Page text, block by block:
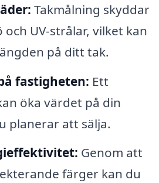
Takmålning skyddar
UV-strålar, vilket kan
på ditt tak.
fastigheten: Ett
öka värdet på din
planerar att sälja.
Genom att
färger kan du